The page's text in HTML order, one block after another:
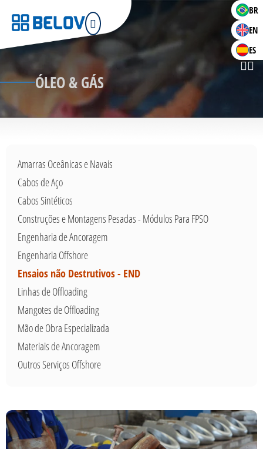
BR
EN
ES
ÓLEO & GÁS
Amarras Oceânicas e Navais
Cabos de Aço
Cabos Sintéticos
Construções e Montagens Pesadas - Módulos Para FPSO
Engenharia de Ancoragem
Engenharia Offshore
Ensaios não Destrutivos - END
Linhas de Offloading
Mangotes de Offloading
Mão de Obra Especializada
Materiais de Ancoragem
Outros Serviços Offshore